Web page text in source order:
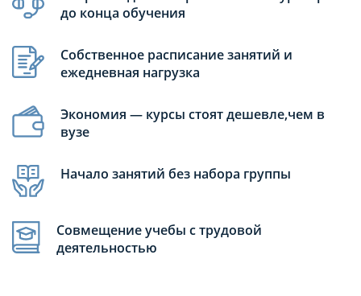
до конца обучения
Собственное расписание занятий и
ежедневная нагрузка
Экономия — курсы стоят дешевле,чем в
вузе
Начало занятий без набора группы
Совмещение учебы с трудовой
деятельностью